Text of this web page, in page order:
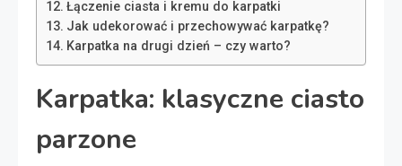
Łączenie ciasta i kremu do karpatki
Jak udekorować i przechowywać karpatkę?
Karpatka na drugi dzień – czy warto?
Karpatka: klasyczne ciasto
parzone